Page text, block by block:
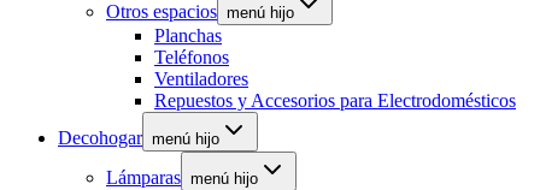
Otros espacios menú hijo
Planchas
Teléfonos
Ventiladores
Repuestos y Accesorios para Electrodomésticos
Decohogar menú hijo
Lámparas menú hijo